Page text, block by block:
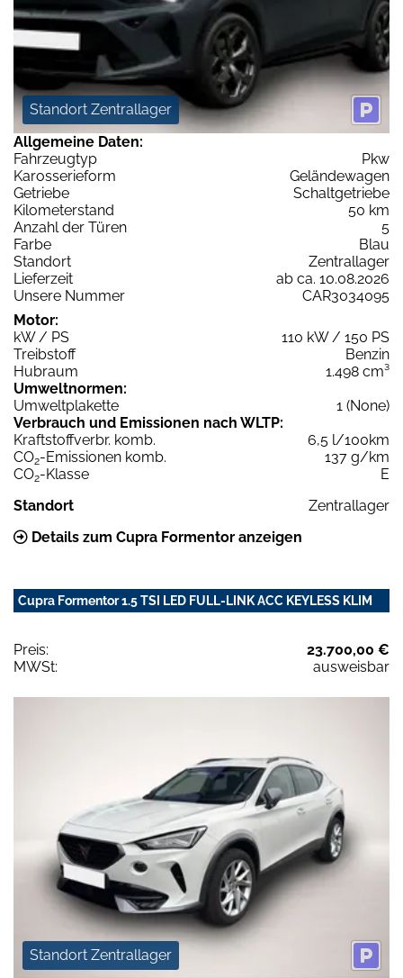
Standort Zentrallager
Allgemeine Daten:
Fahrzeugtyp
Pkw
Karosserieform
Geländewagen
Getriebe
Schaltgetriebe
Kilometerstand
50 km
Anzahl der Türen
5
Farbe
Blau
Standort
Zentrallager
Lieferzeit
ab ca. 10.08.2026
Unsere Nummer
CAR3034095
Motor:
kW / PS
110 kW / 150 PS
Treibstoff
Benzin
Hubraum
1.498 cm³
Umweltnormen:
Umweltplakette
1 (None)
Verbrauch und Emissionen nach WLTP:
Kraftstoffverbr. komb.
6,5 l/100km
CO2-Emissionen komb.
137 g/km
CO2-Klasse
E
Standort
Zentrallager
Details zum Cupra Formentor anzeigen
Cupra Formentor 1.5 TSI LED FULL-LINK ACC KEYLESS KLIM
Preis:
23.700,00 €
MWSt:
ausweisbar
Standort Zentrallager